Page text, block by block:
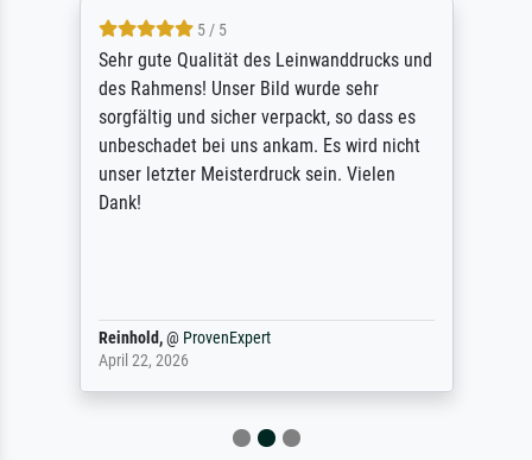
5 / 5
Sehr gute Qualität des Leinwanddrucks und
des Rahmens! Unser Bild wurde sehr
sorgfältig und sicher verpackt, so dass es
unbeschadet bei uns ankam. Es wird nicht
unser letzter Meisterdruck sein. Vielen
Dank!
Reinhold,@ ProvenExpert
April 22, 2026